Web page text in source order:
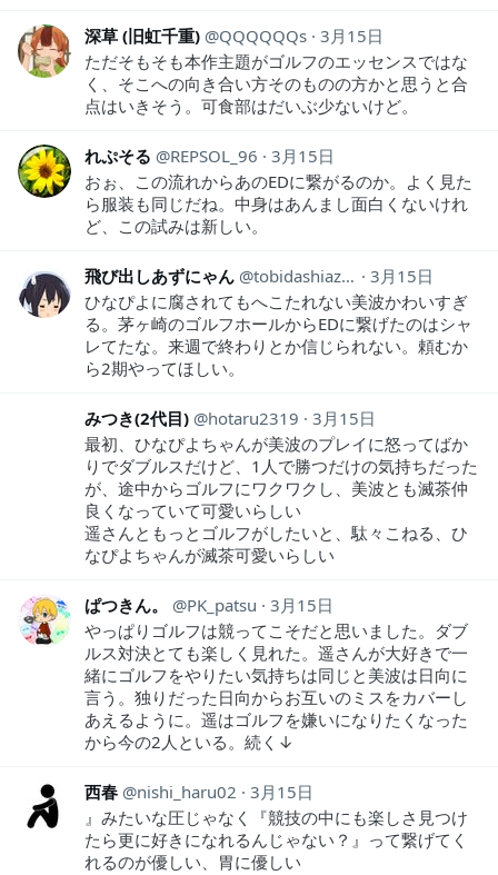
深草 (旧虹千重) QQQQQQs 3月15日
ただそもそも本作主題がゴルフのエッセンスではな
く、そこへの向き合い方そのものの方かと思うと合
点はいきそう。可食部はだいぶ少ないけど。
れぷそる REPSOL_96
3月15日
おぉ、この流れからあのEDに繋がるのか。よく見た
ら服装も同じだね。中身はあんまし面白くないけれ
ど、この試みは新しい。
飛び出しあずにゃん tobidashiazunya
3月15日
ひなぴよに腐されてもへこたれない美波かわいすぎ
る。茅ヶ崎のゴルフホールからEDに繋げたのはシャ
レてたな。来週で終わりとか信じられない。頼むか
ら2期やってほしい。
みつき(2代目) hotaru2319
3月15日
最初、ひなぴよちゃんが美波のプレイに怒ってばか
りでダブルスだけど、1人で勝つだけの気持ちだった
が、途中からゴルフにワクワクし、美波とも滅茶仲
良くなっていて可愛いらしい
遥さんともっとゴルフがしたいと、駄々こねる、ひ
なぴよちゃんが滅茶可愛いらしい
ぱつきん。 PK_patsu
3月15日
やっぱりゴルフは競ってこそだと思いました。ダブ
ルス対決とても楽しく見れた。遥さんが大好きで一
緒にゴルフをやりたい気持ちは同じと美波は日向に
言う。独りだった日向からお互いのミスをカバーし
あえるように。遥はゴルフを嫌いになりたくなった
から今の2人といる。続く↓
西春 nishi_haru02
3月15日
』みたいな圧じゃなく『競技の中にも楽しさ見つけ
たら更に好きになれるんじゃない？』って繋げてく
れるのが優しい、胃に優しい